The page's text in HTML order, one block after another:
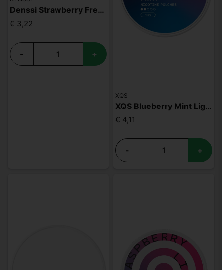
Denssi Strawberry Freeze 8mg
€ 3,22
- +
XQS
XQS Blueberry Mint Light
€ 4,11
- +